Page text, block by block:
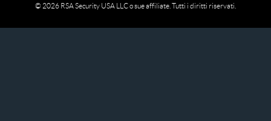
© 2026 RSA Security USA LLC o sue affiliate. Tutti i diritti riservati.